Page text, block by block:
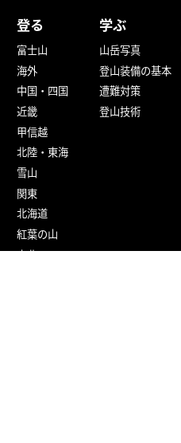
登る
富士山
海外
中国・四国
近畿
甲信越
北陸・東海
雪山
関東
北海道
紅葉の山
東北
学ぶ
山岳写真
登山装備の基本
遭難対策
登山技術